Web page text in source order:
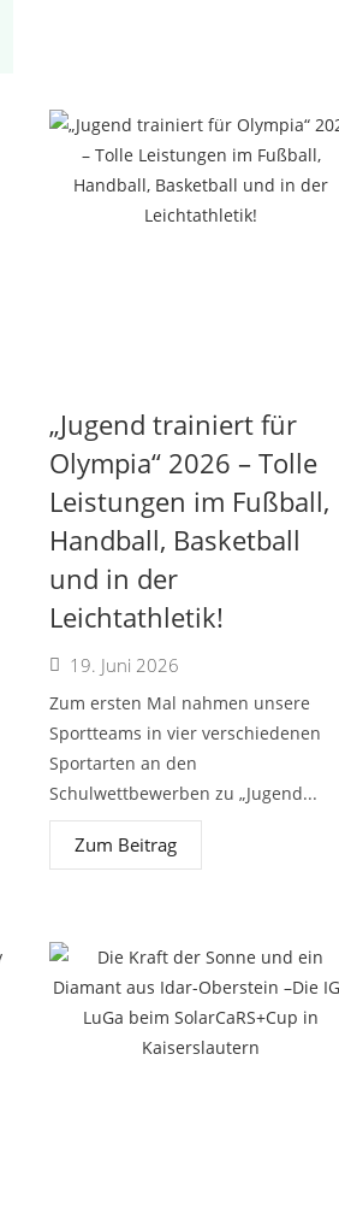
„Jugend trainiert für
Olympia“ 2026 – Tolle
Leistungen im Fußball,
Handball, Basketball
und in der
Leichtathletik!
19. Juni 2026
Zum ersten Mal nahmen unsere
Sportteams in vier verschiedenen
Sportarten an den
Schulwettbewerben zu „Jugend...
Zum Beitrag